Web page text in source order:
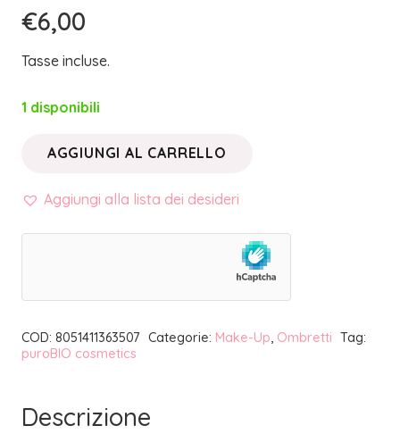
€6,00
Tasse incluse.
1 disponibili
27
REFILL
|
COSMETICS
AGGIUNGI AL CARRELLO
Aggiungi alla lista dei desideri
COD: 8051411363507 Categorie: Make-Up, Ombretti Tag:
puroBIO cosmetics
Descrizione